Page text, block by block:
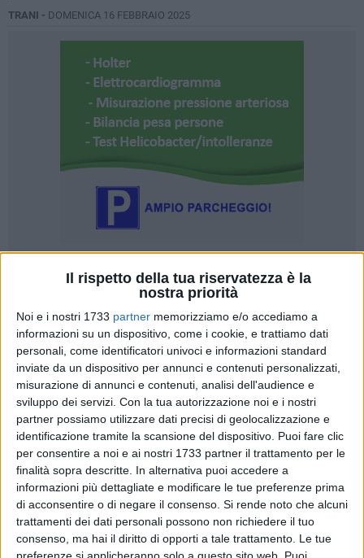
Il rispetto della tua riservatezza è la
nostra priorità
Noi e i nostri 1733 partner memorizziamo e/o accediamo a
informazioni su un dispositivo, come i cookie, e trattiamo dati
personali, come identificatori univoci e informazioni standard
inviate da un dispositivo per annunci e contenuti personalizzati,
misurazione di annunci e contenuti, analisi dell'audience e
sviluppo dei servizi. Con la tua autorizzazione noi e i nostri
partner possiamo utilizzare dati precisi di geolocalizzazione e
identificazione tramite la scansione del dispositivo. Puoi fare clic
per consentire a noi e ai nostri 1733 partner il trattamento per le
finalità sopra descritte. In alternativa puoi accedere a
informazioni più dettagliate e modificare le tue preferenze prima
di acconsentire o di negare il consenso. Si rende noto che alcuni
trattamenti dei dati personali possono non richiedere il tuo
consenso, ma hai il diritto di opporti a tale trattamento. Le tue
TRANI - DOMENICA 16 FEBBRAIO 2025
16
A cura di
TONINO LACALAMITA
Anche quest'anno l' Arcivescovo
incontra i fidanzati dei
percorsipre - matrimoniali di tutta la diocesi di Trani Barletta
Bisceglie. L'incontro, organizzato dall'ufficio famiglia e vita,
si terrà domenica 16 febbraio presso la parrocchiaSantuario
della Madonna di Fatima,dopo l'arrivo e l'accoglienza
prevista per le ore 09.15, seguirà alle 09.30 l' incontro con
mons. Leonardo D'Ascenzoe di seguito la celebrazione
eucaristica alle 11:30. Il titolo scelto quest' anno è "
Per
costruire la casa sulla roccia".Ilmagisterodella Chiesa
Cattolica si occupa ampiamente del matrimonio e della